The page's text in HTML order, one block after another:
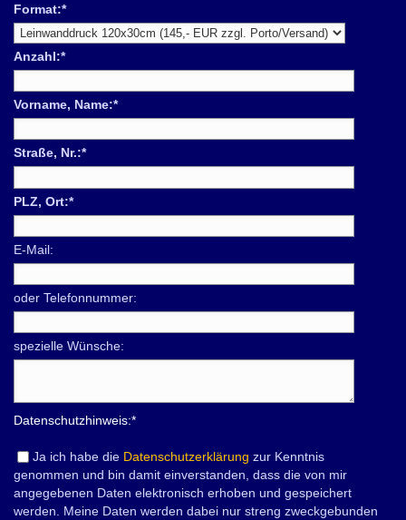
Format:*
Anzahl:*
Vorname, Name:*
Straße, Nr.:*
PLZ, Ort:*
E-Mail:
oder Telefonnummer:
spezielle Wünsche:
Datenschutzhinweis:*
Ja ich habe die Datenschutzerklärung zur Kenntnis
genommen und bin damit einverstanden, dass die von mir
angegebenen Daten elektronisch erhoben und gespeichert
werden. Meine Daten werden dabei nur streng zweckgebunden